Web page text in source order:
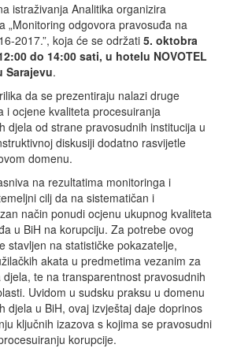
istraživanja Analitika organizira
„Monitoring odgovora pravosuđa na
2017.”, koja će se održati 5. oktobra
do 14:00 sati, u hotelu NOVOTEL
Sarajevu.
da se prezentiraju nalazi druge
i ocjene kvaliteta procesuiranja
djela od strane pravosudnih institucija u
diskusiji dodatno rasvijetle
domenu.
na rezultatima monitoringa i
cilj da na sistematičan i
način ponudi ocjenu ukupnog kvaliteta
u BiH na korupciju. Za potrebe ovog
stavljen na statističke pokazatelje,
akata u predmetima vezanim za
te na transparentnost pravosudnih
Uvidom u sudsku praksu u domenu
djela u BiH, ovaj izvještaj daje doprinos
ključnih izazova s kojima se pravosudni
korupcije.